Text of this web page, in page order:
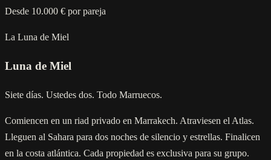
Desde 10.000 € por pareja
La Luna de Miel
Luna de Miel
Siete días. Ustedes dos. Todo Marruecos.
Comiencen en un riad privado en Marrakech. Atraviesen el Atlas.
Lleguen al Sahara para dos noches de silencio y estrellas. Finalicen
en la costa atlántica. Cada propiedad es exclusiva para su grupo.